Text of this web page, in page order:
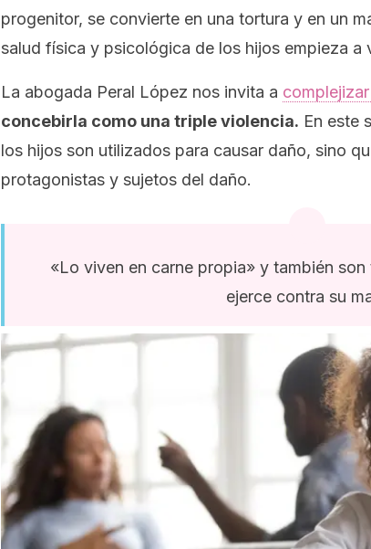
progenitor, se convierte en una tortura y en un
salud física y psicológica de los hijos empieza a
La abogada Peral López nos invita a
concebirla como una triple violencia. En este
los hijos son utilizados para causar daño, sino
protagonistas y sujetos del daño.
«Lo viven en carne propia» y también
ejerce contra su